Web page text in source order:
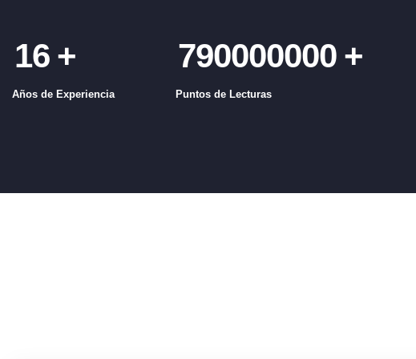
16 +
Años de Experiencia
790000000 +
Puntos de Lecturas